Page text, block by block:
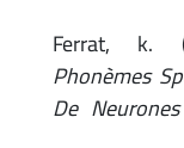
Ferrat,
Phonèmes
De